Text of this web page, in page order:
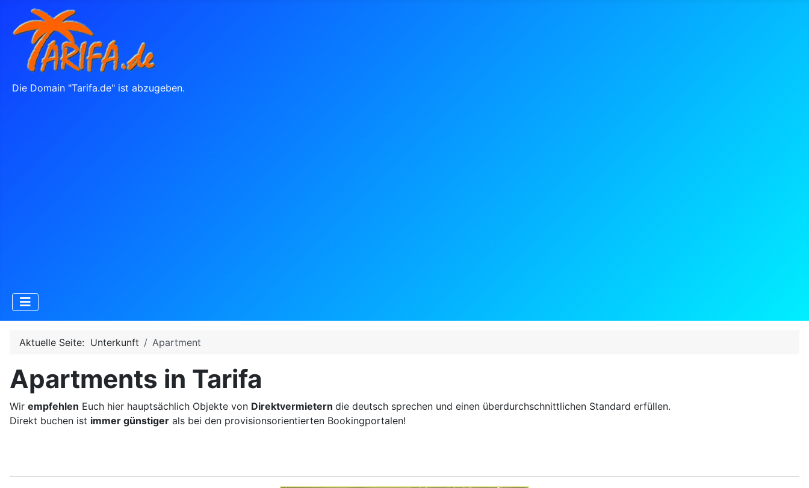
Die Domain "Tarifa.de" ist abzugeben.
Aktuelle Seite: Unterkunft Apartment
Apartments in Tarifa
Wir empfehlen Euch hier hauptsächlich Objekte von Direktvermietern die deutsch sprechen und einen überdurchschnittlichen Standard erfüllen.
Direkt buchen ist immer günstiger als bei den provisionsorientierten Bookingportalen!